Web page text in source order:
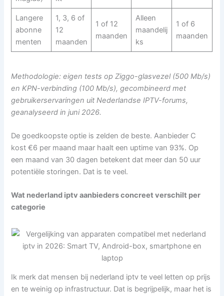
Langere
abonne
menten
1, 3, 6 of
12
maanden
1 of 12
maanden
Alleen
maandelij
ks
1 of 6
maanden
Methodologie: eigen tests op Ziggo-glasvezel (500 Mb/s)
en KPN-verbinding (100 Mb/s), gecombineerd met
gebruikerservaringen uit Nederlandse IPTV-forums,
geanalyseerd in juni 2026.
De goedkoopste optie is zelden de beste. Aanbieder C
kost €6 per maand maar haalt een uptime van 93%. Op
een maand van 30 dagen betekent dat meer dan 50 uur
potentiële storingen. Dat is te veel.
Wat nederland iptv aanbieders concreet verschilt per
categorie
Ik merk dat mensen bij nederland iptv te veel letten op prijs
en te weinig op infrastructuur. Dat is begrijpelijk, maar het is